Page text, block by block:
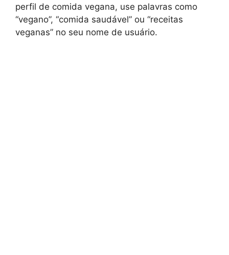
perfil de comida vegana, use palavras como
“vegano”, “comida saudável” ou “receitas
veganas” no seu nome de usuário.